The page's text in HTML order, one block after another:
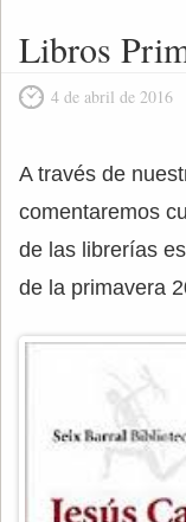
Libros
4 de abril de 2016
A través de
comentaremos
de las librerías
de la primavera